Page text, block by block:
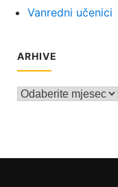
Vanredni učenici
ARHIVE
Arhive